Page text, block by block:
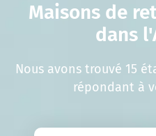
Maisons de
dans
Nous avons trouvé 15
répondant à